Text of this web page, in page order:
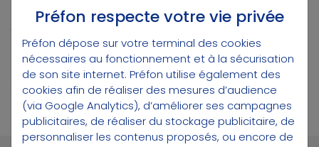
Ces bonifications permettent de compenser
le faible nombre de cotisations pour la
retraite et elles sont, bien entendu,
cumulables.
Préfon respecte votre vie privée
Préfon dépose sur votre terminal des cookies
nécessaires au fonctionnement et à la sécurisation
de son site internet. Préfon utilise également des
cookies afin de réaliser des mesures d’audience
(via Google Analytics), d’améliorer ses campagnes
publicitaires, de réaliser du stockage publicitaire, de
personnaliser les contenus proposés, ou encore de